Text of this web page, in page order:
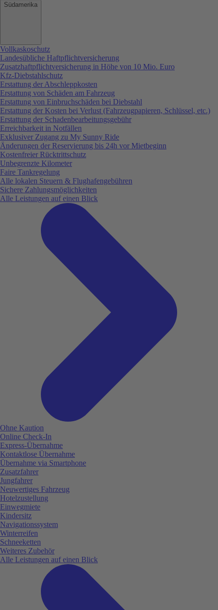
Südamerika
Vollkaskoschutz
Landesübliche Haftpflichtversicherung
Zusatzhaftpflichtversicherung in Höhe von 10 Mio. Euro
Kfz-Diebstahlschutz
Erstattung der Abschleppkosten
Erstattung von Schäden am Fahrzeug
Erstattung von Einbruchschäden bei Diebstahl
Erstattung der Kosten bei Verlust (Fahrzeugpapieren, Schlüssel, etc.)
Erstattung der Schadenbearbeitungsgebühr
Erreichbarkeit in Notfällen
Exklusiver Zugang zu My Sunny Ride
Änderungen der Reservierung bis 24h vor Mietbeginn
Kostenfreier Rücktrittschutz
Unbegrenzte Kilometer
Faire Tankregelung
Alle lokalen Steuern & Flughafengebühren
Sichere Zahlungsmöglichkeiten
Alle Leistungen auf einen Blick
Ohne Kaution
Online Check-In
Express-Übernahme
Kontaktlose Übernahme
Übernahme via Smartphone
Zusatzfahrer
Jungfahrer
Neuwertiges Fahrzeug
Hotelzustellung
Einwegmiete
Kindersitz
Navigationssystem
Winterreifen
Schneeketten
Weiteres Zubehör
Alle Leistungen auf einen Blick